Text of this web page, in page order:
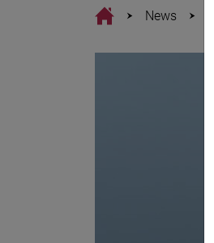
HomeNews